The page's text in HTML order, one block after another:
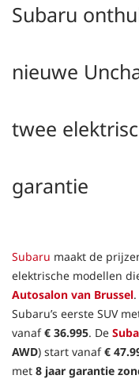
Subaru
nieuwe
twee
garantie
Subaru maakt de
elektrische modellen
Autosalon van Brussel
Subaru’s eerste SUV
vanaf€ 36.995. De
AWD) start vanaf€
met 8 jaar garantie